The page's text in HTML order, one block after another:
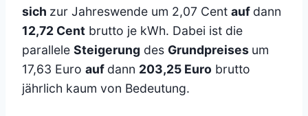
sich zur Jahreswende um 2,07 Cent auf dann
12,72 Cent brutto je kWh. Dabei ist die
parallele Steigerung des Grundpreises um
17,63 Euro auf dann 203,25 Euro brutto
jährlich kaum von Bedeutung.